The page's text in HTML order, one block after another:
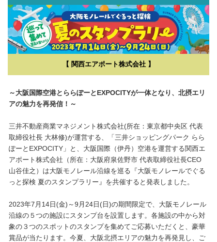
【 関西エアポート株式会社 】
～大阪国際空港とららぽーとEXPOCITYが一体となり、北摂エリ
アの魅力を再発信！～
三井不動産商業マネジメント株式会社(所在：東京都中央区 代表
取締役社長 大林修)が運営する、「三井ショッピングパーク らら
ぽーとEXPOCITY」と、大阪国際（伊丹）空港を運営する関西エ
アポート株式会社（所在：大阪府泉佐野市 代表取締役社長CEO
山谷佳之）は大阪モノレール沿線を巡る『大阪モノレールでぐる
っと探検 夏のスタンプラリー』を共催すると発表しました。
2023年7月14日(金)～9月24日(日)の期間限定で、大阪モノレール
沿線の５つの施設にスタンプ台を設置します。各施設の中から対
象の３つのスポットのスタンプを集めてご応募いただくと、豪華
賞品が当たります。今夏、大阪北摂エリアの魅力を再発見し、ご